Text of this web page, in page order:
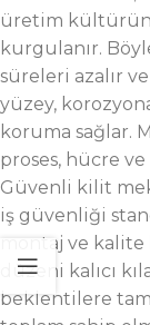
üretim
kurgulanır.
süreleri azalır
yüzey,
koruma sağlar.
proses, hücre
Güvenli kilit
iş güvenliği
montaj ve
düzeni kalıcı
beklentilere